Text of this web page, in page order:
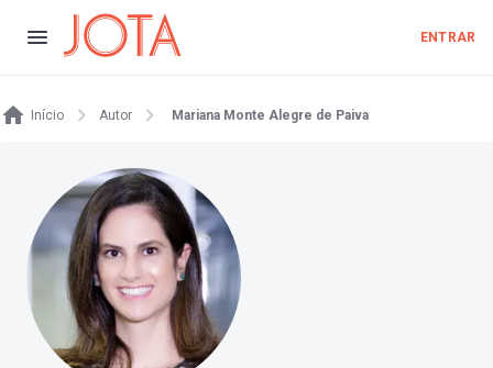
ENTRAR
Início Autor Mariana Monte Alegre de Paiva